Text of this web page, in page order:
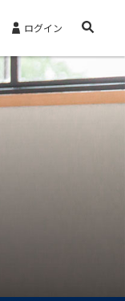
ログイン